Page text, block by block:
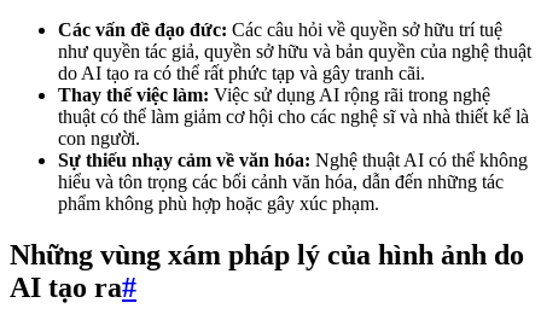
Các vấn đề đạo đức: Các câu hỏi về quyền sở hữu trí tuệ
như quyền tác giả, quyền sở hữu và bản quyền của nghệ thuật
do AI tạo ra có thể rất phức tạp và gây tranh cãi.
Thay thế việc làm: Việc sử dụng AI rộng rãi trong nghệ
thuật có thể làm giảm cơ hội cho các nghệ sĩ và nhà thiết kế là
con người.
Sự thiếu nhạy cảm về văn hóa: Nghệ thuật AI có thể không
hiểu và tôn trọng các bối cảnh văn hóa, dẫn đến những tác
phẩm không phù hợp hoặc gây xúc phạm.
Những vùng xám pháp lý của hình ảnh do
AI tạo ra#